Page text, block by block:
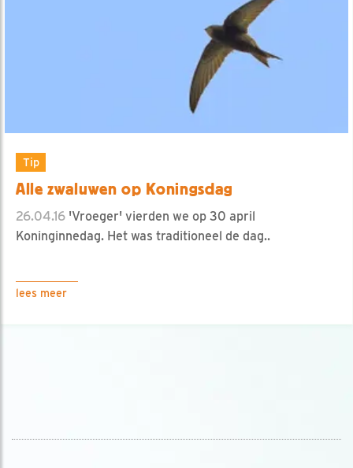
Tip
Alle zwaluwen op Koningsdag
26.04.16 'Vroeger' vierden we op 30 april
Koninginnedag. Het was traditioneel de dag..
lees meer